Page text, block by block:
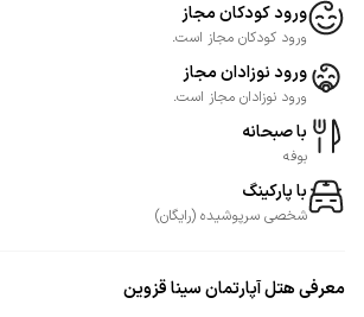
ورود کودکان مجاز
ورود کودکان مجاز است.
ورود نوزادان مجاز
ورود نوزادان مجاز است.
با صبحانه
بوفه
با پارکینگ
شخصی سرپوشیده (رایگان)
معرفیهتل آپارتمان سینا قزوین